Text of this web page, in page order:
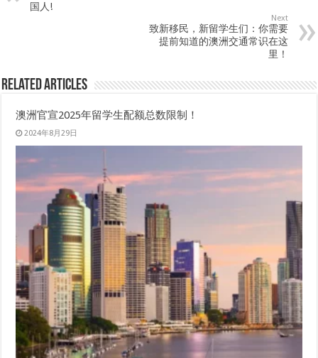
国人!
Next
致新移民，新留学生们：你需要
提前知道的澳洲交通常识在这
里！
Related Articles
澳洲官宣2025年留学生配额总数限制！
2024年8月29日